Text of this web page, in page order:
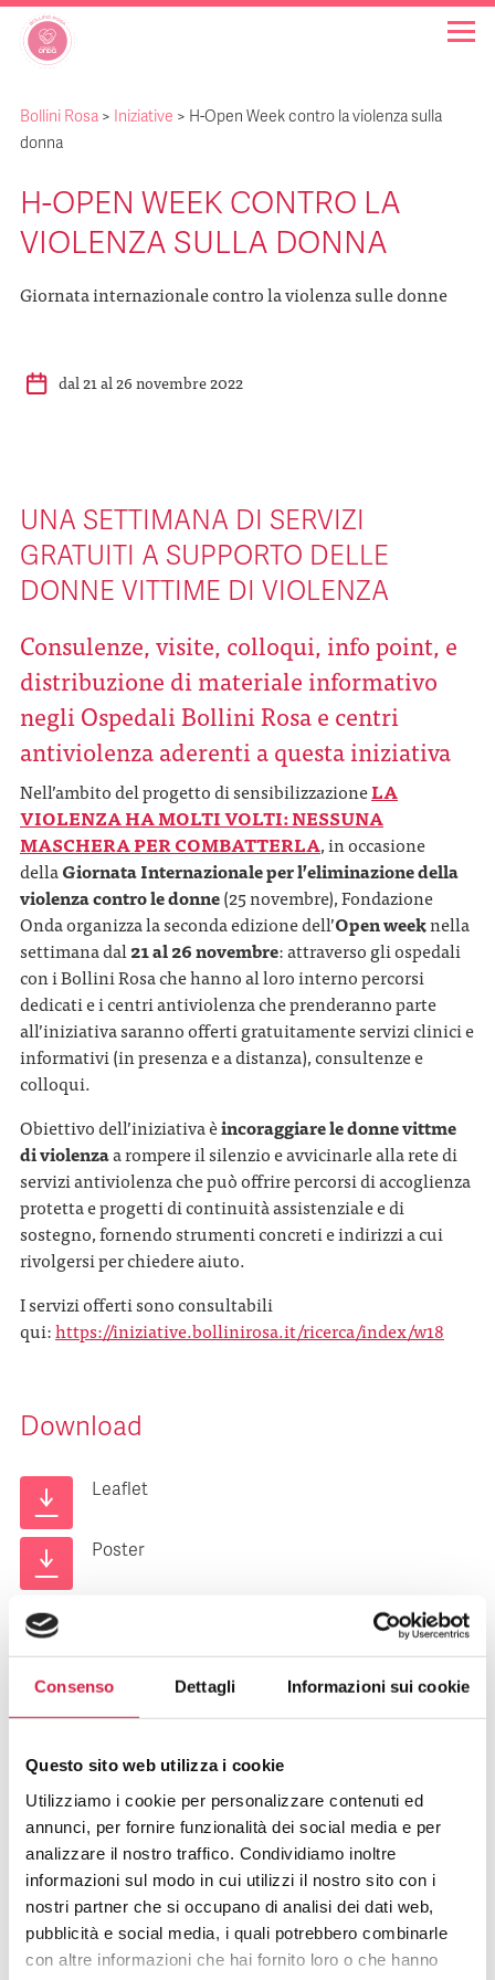
Consenso Dettagli Informazioni sui cookie
Questo sito web utilizza i cookie
Utilizziamo i cookie per personalizzare contenuti ed
annunci, per fornire funzionalità dei social media e per
analizzare il nostro traffico. Condividiamo inoltre
informazioni sul modo in cui utilizzi il nostro sito con i
nostri partner che si occupano di analisi dei dati web,
pubblicità e social media, i quali potrebbero combinarle
con altre informazioni che hai fornito loro o che hanno
OSPEDALI BOLLINO ROSA
INIZIATIVE
Bollini Rosa > Iniziative > H-Open Week contro la violenza sulla
donna
H-OPEN WEEK CONTRO LA
VIOLENZA SULLA DONNA
Giornata internazionale contro la violenza sulle donne
dal 21 al 26 novembre 2022
UNA SETTIMANA DI SERVIZI
GRATUITI A SUPPORTO DELLE
DONNE VITTIME DI VIOLENZA
Consulenze, visite, colloqui, info point, e
distribuzione di materiale informativo
negli Ospedali Bollini Rosa e centri
antiviolenza aderentia questa iniziativa
Nell’ambito del progetto di sensibilizzazioneLA
VIOLENZA HA MOLTI VOLTI: NESSUNA
MASCHERA PER COMBATTERLA, in occasione
dellaGiornata Internazionale per l’eliminazione della
violenza contro le donne(25 novembre), Fondazione
Onda organizza la seconda edizione dell’Open weeknella
settimana dal21 al 26 novembre: attraverso gli ospedali
con i Bollini Rosa che hanno al loro interno percorsi
dedicati e i centri antiviolenza che prenderanno parte
all’iniziativa saranno offerti gratuitamente servizi clinici e
informativi (in presenza e a distanza), consultenze e
colloqui.
Obiettivo dell’iniziativa èincoraggiare le donne vittme
di violenzaa rompere il silenzio e avvicinarle alla rete di
servizi antiviolenza che può offrire percorsi di accoglienza
protetta e progetti di continuità assistenziale e di
sostegno, fornendo strumenti concreti e indirizzi a cui
rivolgersi per chiedere aiuto.
I servizi offerti sono consultabili
qui:https://iniziative.bollinirosa.it/ricerca/index/w18
Download
Leaflet
Poster
Report iniziativa
FAQ SULLE INIZIATIVE DEGLI